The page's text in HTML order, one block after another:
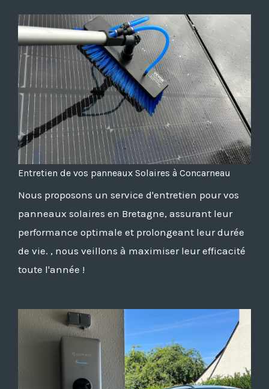
Entretien de vos panneaux Solaires à Concarneau
Nous proposons un service d'entretien pour vos
panneaux solaires en Bretagne, assurant leur
performance optimale et prolongeant leur durée
de vie. , nous veillons à maximiser leur efficacité
toute l'année !